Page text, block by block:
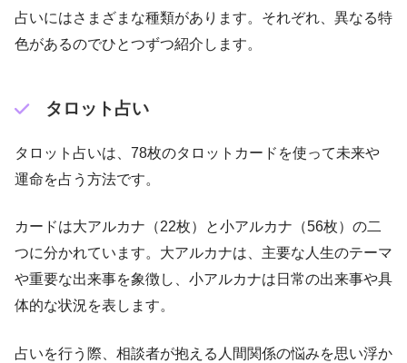
占いにはさまざまな種類があります。それぞれ、異なる特
色があるのでひとつずつ紹介します。
タロット占い
タロット占いは、78枚のタロットカードを使って未来や
運命を占う方法です。
カードは大アルカナ（22枚）と小アルカナ（56枚）の二
つに分かれています。大アルカナは、主要な人生のテーマ
や重要な出来事を象徴し、小アルカナは日常の出来事や具
体的な状況を表します。
占いを行う際、相談者が抱える人間関係の悩みを思い浮か